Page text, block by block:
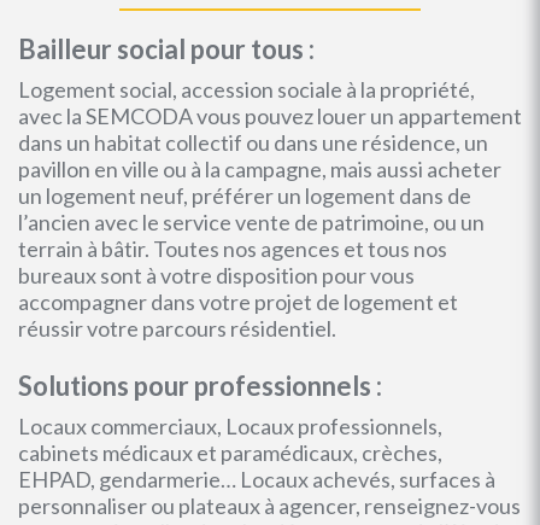
Bailleur social pour tous :
Logement social, accession sociale à la propriété,
avec la SEMCODA vous pouvez louer un appartement
dans un habitat collectif ou dans une résidence, un
pavillon en ville ou à la campagne, mais aussi acheter
un logement neuf, préférer un logement dans de
l’ancien avec le service vente de patrimoine, ou un
terrain à bâtir. Toutes nos agences et tous nos
bureaux sont à votre disposition pour vous
accompagner dans votre projet de logement et
réussir votre parcours résidentiel.
Solutions pour professionnels :
Locaux commerciaux, Locaux professionnels,
cabinets médicaux et paramédicaux, crèches,
EHPAD, gendarmerie… Locaux achevés, surfaces à
personnaliser ou plateaux à agencer, renseignez-vous